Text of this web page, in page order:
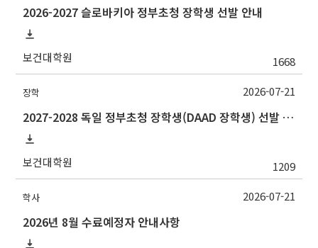
2026-2027 슬로바키아 정부초청 장학생 선발 안내
보건대학원 1668
장학
2027-2028 독일 정부초청 장학생(DAAD 장학생) 선발 안내
보건대학원 1209
2026-07-21
학사
2026년 8월 수료예정자 안내사항
2026-07-21